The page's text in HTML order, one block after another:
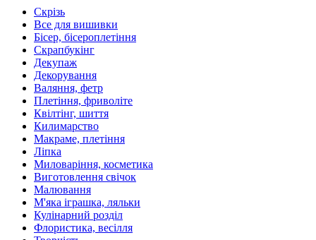
Скрізь
Все для вишивки
Бісер, бісероплетіння
Скрапбукінг
Декупаж
Декорування
Валяння, фетр
Плетіння, фриволіте
Квілтінг, шиття
Килимарство
Макраме, плетіння
Ліпка
Миловаріння, косметика
Виготовлення свічок
Малювання
М'яка іграшка, ляльки
Кулінарний розділ
Флористика, весілля